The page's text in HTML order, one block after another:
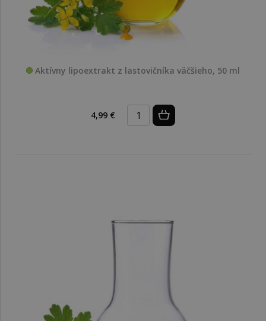
Aktívny lipoextrakt z lastovičníka väčšieho, 50 ml
4,99 €